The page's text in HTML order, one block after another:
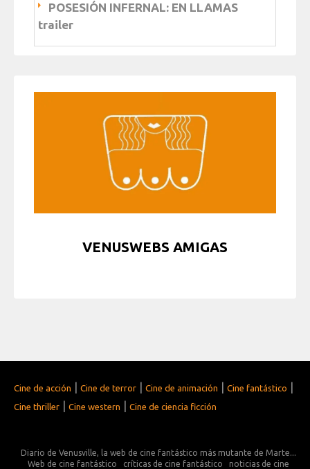
POSESIÓN INFERNAL: EN LLAMAS
trailer
VENUSWEBS AMIGAS
Cine de acción | Cine de terror | Cine de animación | Cine fantástico |
Cine thriller | Cine western | Cine de ciencia ficción
Diario de Venusville, la web de cine fantástico más mutante de Marte...
Web de cine fantástico
críticas de cine fantástico noticias de cine